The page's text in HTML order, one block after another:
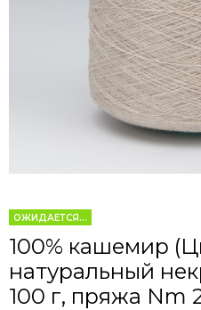
ОЖИДАЕТСЯ...
100% кашемир
натуральный
100 г, пряжа Nm